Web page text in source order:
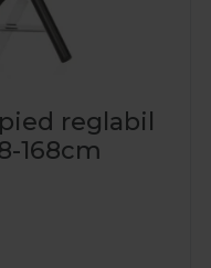
reglabil
168cm